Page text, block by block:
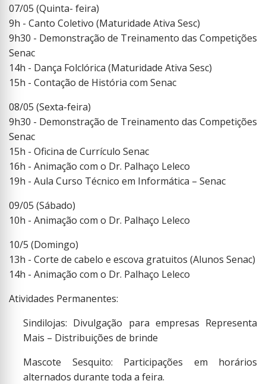
07/05 (Quinta- feira)
9h - Canto Coletivo (Maturidade Ativa Sesc)
9h30 - Demonstração de Treinamento das Competições
Senac
14h - Dança Folclórica (Maturidade Ativa Sesc)
15h - Contação de História com Senac
08/05 (Sexta-feira)
9h30 - Demonstração de Treinamento das Competições
Senac
15h - Oficina de Currículo Senac
16h - Animação com o Dr. Palhaço Leleco
19h - Aula Curso Técnico em Informática – Senac
09/05 (Sábado)
10h - Animação com o Dr. Palhaço Leleco
10/5 (Domingo)
13h - Corte de cabelo e escova gratuitos (Alunos Senac)
14h - Animação com o Dr. Palhaço Leleco
Atividades Permanentes:
Sindilojas: Divulgação para empresas Representa
Mais – Distribuições de brinde
Mascote Sesquito: Participações em horários
alternados durante toda a feira.